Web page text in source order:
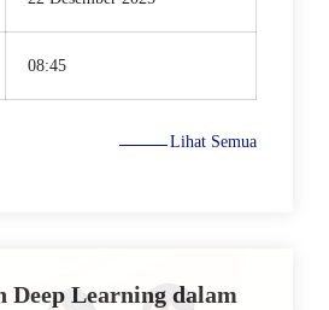
08:45
Lihat Semua
Deep Learning dalam